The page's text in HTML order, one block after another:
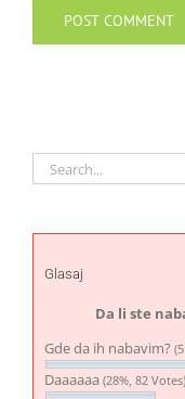
Search
for:
Glasaj
Da li ste
Gde da ih nabavim?
Daaaaaa (28%, 82 Votes)